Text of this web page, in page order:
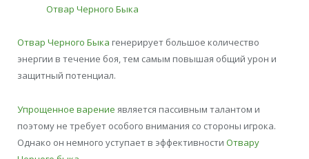
Отвар Черного Быка
Отвар Черного Быка генерирует большое количество
энергии в течение боя, тем самым повышая общий урон и
защитный потенциал.
Упрощенное варение является пассивным талантом и
поэтому не требует особого внимания со стороны игрока.
Однако он немного уступает в эффективности Отвару